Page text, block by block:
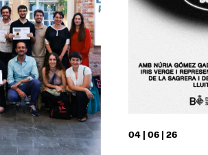
04 | 06 | 26